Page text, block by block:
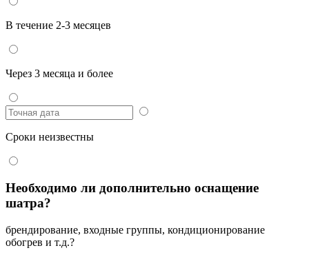
В течение 2-3 месяцев
Через 3 месяца и более
Сроки неизвестны
Необходимо ли дополнительно оснащение
шатра?
брендирование, входные группы, кондиционирование
обогрев и т.д.?